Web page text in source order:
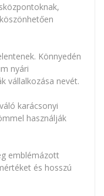
Könnyedén
nyári
vállalkozása nevét.
karácsonyi
használják
emblémázott
és hosszú